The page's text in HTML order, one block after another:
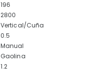
196
2800
Vertical/Cuña
0.5
Manual
Gaolina
1.2